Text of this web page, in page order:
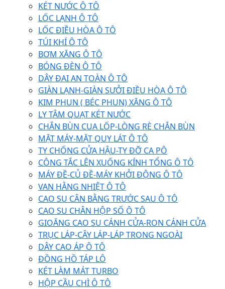
KÉT NƯỚC Ô TÔ
LỐC LẠNH Ô TÔ
LỐC ĐIỀU HÒA Ô TÔ
TÚI KHÍ Ô TÔ
BƠM XĂNG Ô TÔ
BÓNG ĐÈN Ô TÔ
DÂY ĐAI AN TOÀN Ô TÔ
GIÀN LẠNH-GIÀN SƯỞI ĐIỀU HÒA Ô TÔ
KIM PHUN ( BÉC PHUN) XĂNG Ô TÔ
LY TÂM QUẠT KÉT NƯỚC
CHẮN BÙN CUA LỐP-LÒNG RÈ CHẮN BÙN
MẶT MÁY-MẶT QUY LÁT Ô TÔ
TY CHỐNG CỬA HẬU-TY ĐỠ CA PÔ
CÔNG TẮC LÊN XUỐNG KÍNH TỔNG Ô TÔ
MÁY ĐỀ-CỦ ĐỀ-MÁY KHỞI ĐỘNG Ô TÔ
VAN HẰNG NHIỆT Ô TÔ
CAO SU CÂN BẰNG TRƯỚC SAU Ô TÔ
CAO SU CHÂN HỘP SỐ Ô TÔ
GIOĂNG CAO SU CÁNH CỬA-RON CÁNH CỬA
TRỤC LÁP-CÂY LÁP-LÁP TRONG NGOÀI
DÂY CAO ÁP Ô TÔ
ĐỒNG HỒ TÁP LÔ
KÉT LÀM MÁT TURBO
HỘP CẦU CHÌ Ô TÔ